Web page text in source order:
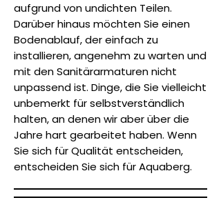
aufgrund von undichten Teilen.
Darüber hinaus möchten Sie einen
Bodenablauf, der einfach zu
installieren, angenehm zu warten und
mit den Sanitärarmaturen nicht
unpassend ist. Dinge, die Sie vielleicht
unbemerkt für selbstverständlich
halten, an denen wir aber über die
Jahre hart gearbeitet haben. Wenn
Sie sich für Qualität entscheiden,
entscheiden Sie sich für Aquaberg.